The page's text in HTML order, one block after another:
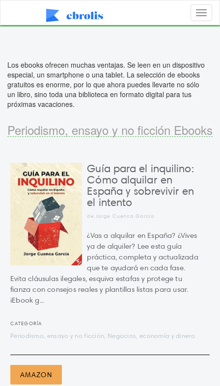
Los ebooks ofrecen muchas ventajas. Se leen en un dispositivo
especial, un smartphone o una tablet. La selección de ebooks
gratuitos es enorme, por lo que ahora puedes llevarte no sólo
un libro, sino toda una biblioteca en formato digital para tus
próximas vacaciones.
Periodismo, ensayo y no ficción Ebooks
Guía para el inquilino:
Cómo alquilar en
España y sobrevivir en
el intento
de Jorge Cuenca García
¿Vas a alquilar en España? ¿Vives
ya de alquiler? Lee esta guía
práctica, completa y actualizada
que te ayudará en cada fase.
Evita cláusulas ilegales, esquiva estafas y protege tu
fianza con consejos reales y plantillas listas para usar.
¡Ebook g...
CATEGORÍA
Periodismo, ensayo y no ficción, Negocios, economía y dinero
AMAZON